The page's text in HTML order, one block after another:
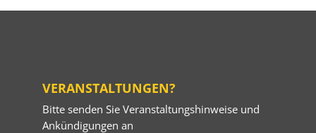
VERANSTALTUNGEN?
Bitte senden Sie Veranstaltungshinweise und
Ankündigungen an